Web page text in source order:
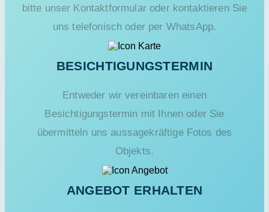
bitte unser Kontaktformular oder kontaktieren Sie
uns telefonisch oder per WhatsApp.
BESICHTIGUNGSTERMIN
Entweder wir vereinbaren einen
Besichtigungstermin mit Ihnen oder Sie
übermitteln uns aussagekräftige Fotos des
Objekts.
ANGEBOT ERHALTEN